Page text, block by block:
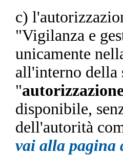
c)
"Vigilanza e
unicamente
all'interno della
"
disponibile,
dell'autorità
vai alla pagina